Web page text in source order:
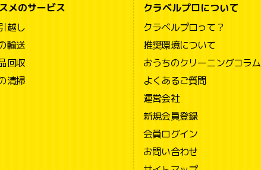
メのサービス
越し
輸送
回収
清掃
クラベルプロについて
クラベルプロって？
推奨環境について
おうちのクリーニングコラム
よくあるご質問
運営会社
新規会員登録
会員ログイン
お問い合わせ